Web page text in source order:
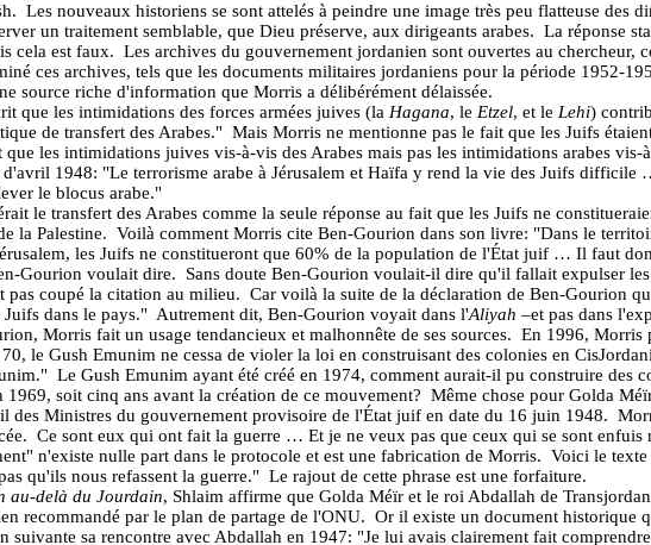
Les nouveaux historiens se sont attelés à peindre une image très peu flatteuse des
un traitement semblable, que Dieu préserve, aux dirigeants arabes. La réponse
cela est faux. Les archives du gouvernement jordanien sont ouvertes au chercheur,
ces archives, tels que les documents militaires jordaniens pour la période 1952-
source riche d'information que Morris a délibérément délaissée.
que les intimidations des forces armées juives (la Hagana, le Etzel, et le Lehi)
de transfert des Arabes." Mais Morris ne mentionne pas le fait que les Juifs
que les intimidations juives vis-à-vis des Arabes mais pas les intimidations arabes
1948: "Le terrorisme arabe à Jérusalem et Haïfa y rend la vie des Juifs difficile
le blocus arabe."
le transfert des Arabes comme la seule réponse au fait que les Juifs ne
la Palestine. Voilà comment Morris cite Ben-Gourion dans son livre: "Dans le
les Juifs ne constitueront que 60% de la population de l'État juif … Il faut
Gourion voulait dire. Sans doute Ben-Gourion voulait-il dire qu'il fallait expulser les
pas coupé la citation au milieu. Car voilà la suite de la déclaration de Ben-Gourion
dans le pays." Autrement dit, Ben-Gourion voyait dans l'Aliyah –et pas dans
Morris fait un usage tendancieux et malhonnête de ses sources. En 1996, Morris
le Gush Emunim ne cessa de violer la loi en construisant des colonies en
Le Gush Emunim ayant été créé en 1974, comment aurait-il pu construire des
soit cinq ans avant la création de ce mouvement? Même chose pour Golda
des Ministres du gouvernement provisoire de l'État juif en date du 16 juin 1948.
Ce sont eux qui ont fait la guerre … Et je ne veux pas que ceux qui se sont enfuis
n'existe nulle part dans le protocole et est une fabrication de Morris. Voici le
qu'ils nous refassent la guerre." Le rajout de cette phrase est une forfaiture.
au-delà du Jourdain, Shlaim affirme que Golda Méïr et le roi Abdallah de
recommandé par le plan de partage de l'ONU. Or il existe un document historique
sa rencontre avec Abdallah en 1947: "Je lui avais clairement fait